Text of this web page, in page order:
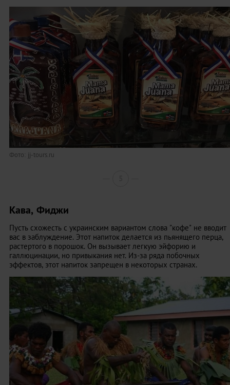
Фото: jj-tours.ru
Кава, Фиджи
Пусть схожесть с украинским вариантом слова "кофе" не вводит
вас в заблуждение. Этот напиток делается из пьянящего перца,
растертого в порошок. Он вызывает легкую эйфорию и
галлюцинации, но привыкания нет. Из-за ряда побочных
эффектов, этот напиток запрещен в некоторых странах.